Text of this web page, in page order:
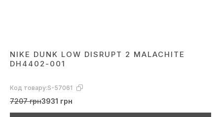
NIKE DUNK LOW DISRUPT 2 MALACHITE
DH4402-001
Код товару:S-57061
7207 грн3931 грн